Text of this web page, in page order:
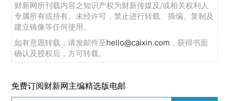
财新网所刊载内容之知识产权为财新传媒及/或相关权利人
专属所有或持有。未经许可，禁止进行转载、摘编、复制及
建立镜像等任何使用。
如有意愿转载，请发邮件至hello@caixin.com ，获得书面
确认及授权后，方可转载。
免费订阅财新网主编精选版电邮